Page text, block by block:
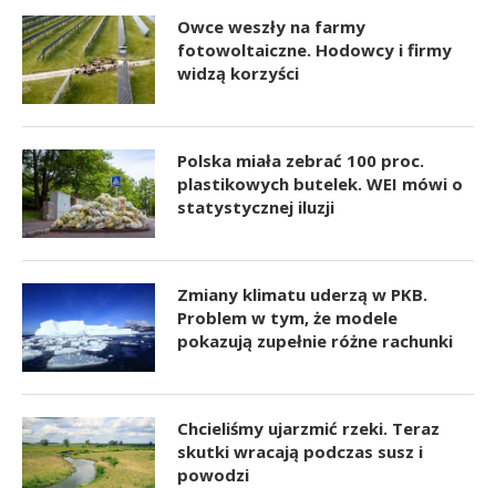
Owce weszły na farmy
fotowoltaiczne. Hodowcy i firmy
widzą korzyści
Polska miała zebrać 100 proc.
plastikowych butelek. WEI mówi o
statystycznej iluzji
Zmiany klimatu uderzą w PKB.
Problem w tym, że modele
pokazują zupełnie różne rachunki
Chcieliśmy ujarzmić rzeki. Teraz
skutki wracają podczas susz i
powodzi